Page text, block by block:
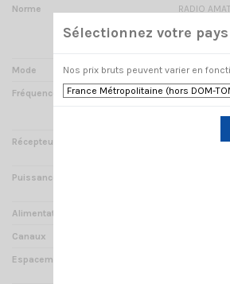
Norme
RADIO
certificat
Mode VHF / UHF
Fréquences
RX/TX :
(EXPORT
Récepteur
Oui :
Puissance
VHF : 1W /
Alimentation
Canaux
Espacement des canaux
25 KHz
12.5 KHz
Sélectionnez votre pays
Nos prix bruts peuvent varier en